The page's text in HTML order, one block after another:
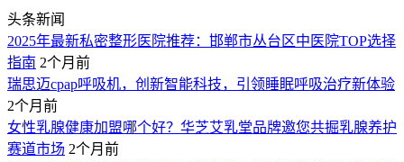
头条新闻
2025年最新私密整形医院推荐：邯郸市丛台区中医院TOP选择
指南 2个月前
瑞思迈cpap呼吸机，创新智能科技，引领睡眠呼吸治疗新体验
2个月前
女性乳腺健康加盟哪个好？华芝艾乳堂品牌邀您共掘乳腺养护
赛道市场 2个月前